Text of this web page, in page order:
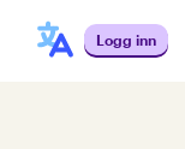
Logg inn